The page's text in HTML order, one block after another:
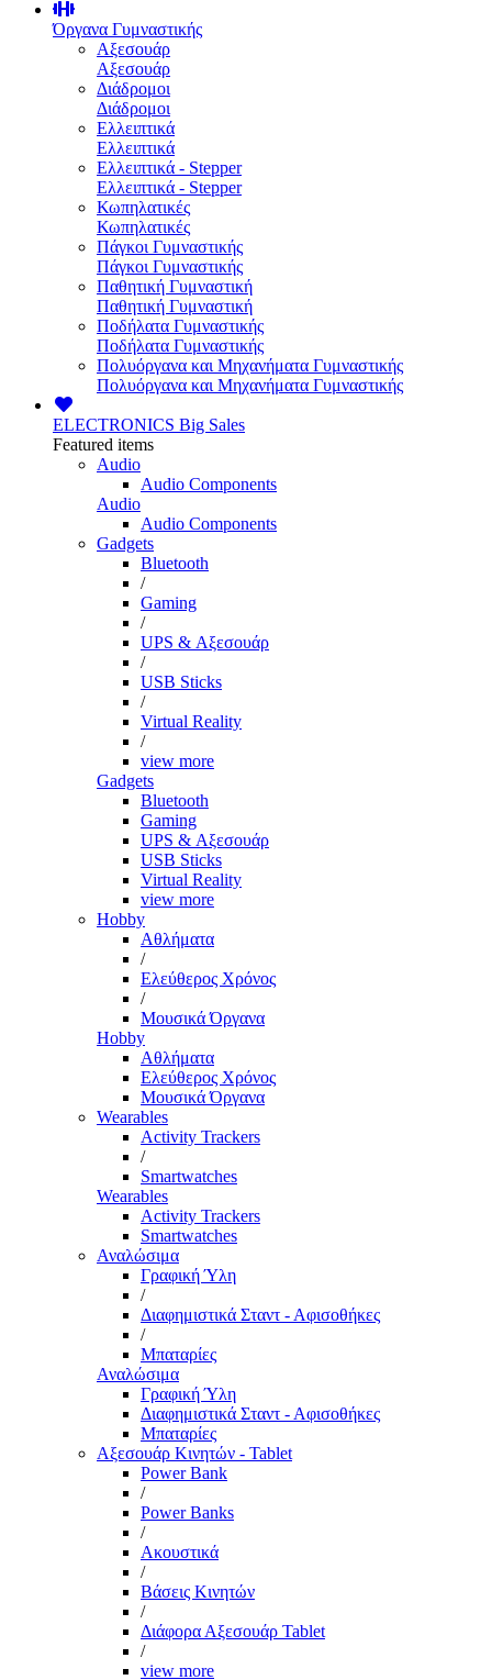
Όργανα Γυμναστικής
Αξεσουάρ
Αξεσουάρ
Διάδρομοι
Διάδρομοι
Ελλειπτικά
Ελλειπτικά
Ελλειπτικά - Stepper
Ελλειπτικά - Stepper
Κωπηλατικές
Κωπηλατικές
Πάγκοι Γυμναστικής
Πάγκοι Γυμναστικής
Παθητική Γυμναστική
Παθητική Γυμναστική
Ποδήλατα Γυμναστικής
Ποδήλατα Γυμναστικής
Πολυόργανα και Μηχανήματα Γυμναστικής
Πολυόργανα και Μηχανήματα Γυμναστικής
ELECTRONICS Big Sales
Featured items
Audio
Audio Components
Audio
Audio Components
Gadgets
Bluetooth
/
Gaming
/
UPS & Αξεσουάρ
/
USB Sticks
/
Virtual Reality
/
view more
Gadgets
Bluetooth
Gaming
UPS & Αξεσουάρ
USB Sticks
Virtual Reality
view more
Hobby
Αθλήματα
/
Ελεύθερος Χρόνος
/
Μουσικά Όργανα
Hobby
Αθλήματα
Ελεύθερος Χρόνος
Μουσικά Όργανα
Wearables
Activity Trackers
/
Smartwatches
Wearables
Activity Trackers
Smartwatches
Αναλώσιμα
Γραφική Ύλη
/
Διαφημιστικά Σταντ - Αφισοθήκες
/
Μπαταρίες
Αναλώσιμα
Γραφική Ύλη
Διαφημιστικά Σταντ - Αφισοθήκες
Μπαταρίες
Αξεσουάρ Κινητών - Tablet
Power Bank
/
Power Banks
/
Ακουστικά
/
Βάσεις Κινητών
/
Διάφορα Αξεσουάρ Tablet
/
view more